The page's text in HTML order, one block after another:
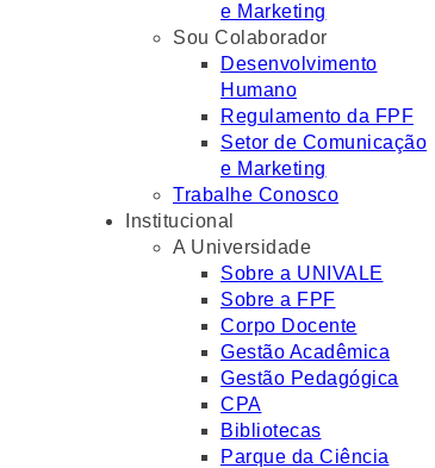
e Marketing
Sou Colaborador
Desenvolvimento
Humano
Regulamento da FPF
Setor de Comunicação
e Marketing
Trabalhe Conosco
Institucional
A Universidade
Sobre a UNIVALE
Sobre a FPF
Corpo Docente
Gestão Acadêmica
Gestão Pedagógica
CPA
Bibliotecas
Parque da Ciência